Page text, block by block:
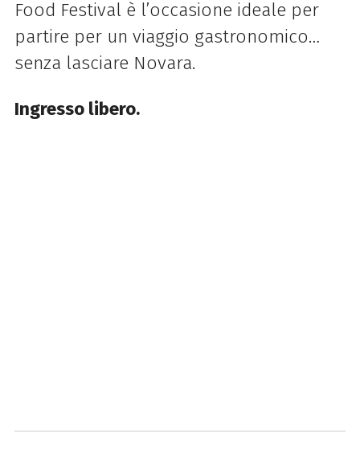
Food Festival è l’occasione ideale per
partire per un viaggio gastronomico…
senza lasciare Novara.
Ingresso libero.